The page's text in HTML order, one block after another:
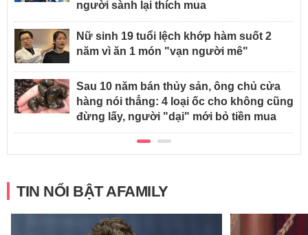
người sành lại thích mua
Nữ sinh 19 tuổi lệch khớp hàm suốt 2
năm vì ăn 1 món "vạn người mê"
Sau 10 năm bán thủy sản, ông chủ cửa
hàng nói thẳng: 4 loại ốc cho không cũng
đừng lấy, người "dại" mới bỏ tiền mua
TIN NỔI BẬT AFAMILY